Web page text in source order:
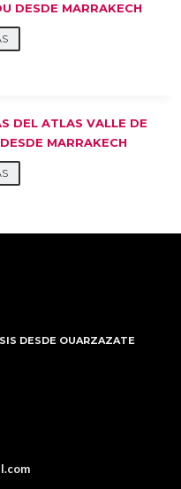
DESDE MARRAKECH
DEL ATLAS VALLE DE
MARRAKECH
DESDE OUARZAZATE